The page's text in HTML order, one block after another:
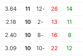
14
26
-12
11
3.64
11
13
-2
10
2.18
8
16
-8
10
2.40
12
22
-10
10
3.09